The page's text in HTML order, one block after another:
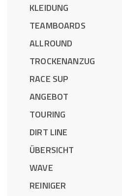
KLEIDUNG
TEAMBOARDS
ALLROUND
TROCKENANZUG
RACE SUP
ANGEBOT
TOURING
DIRT LINE
ÜBERSICHT
WAVE
REINIGER